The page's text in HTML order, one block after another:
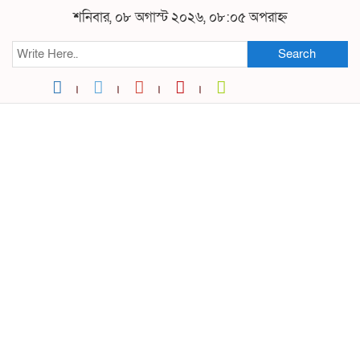
শনিবার, ০৮ অগাস্ট ২০২৬, ০৮:০৫ অপরাহ্ন
Search